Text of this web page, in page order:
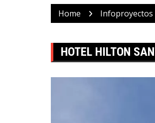
Home Infoproyectos
HOTEL HILTON